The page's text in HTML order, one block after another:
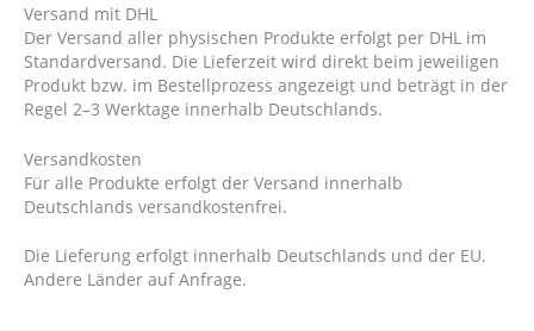
Versand mit DHL
Der Versand aller physischen Produkte erfolgt per DHL im
Standardversand. Die Lieferzeit wird direkt beim jeweiligen
Produkt bzw. im Bestellprozess angezeigt und beträgt in der
Regel 2–3 Werktage innerhalb Deutschlands.
Versandkosten
Für alle Produkte erfolgt der Versand innerhalb
Deutschlands versandkostenfrei.
Die Lieferung erfolgt innerhalb Deutschlands und der EU.
Andere Länder auf Anfrage.